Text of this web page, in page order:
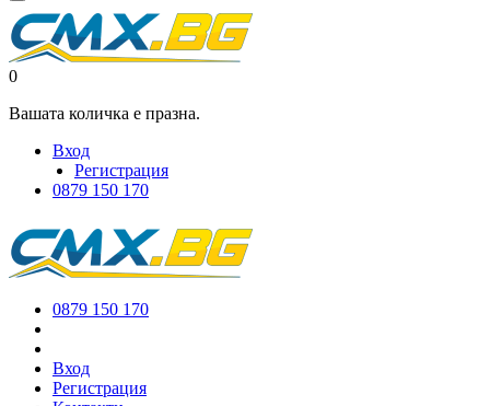
0
Вашата количка е празна.
Вход
Регистрация
0879 150 170
0879 150 170
Вход
Регистрация